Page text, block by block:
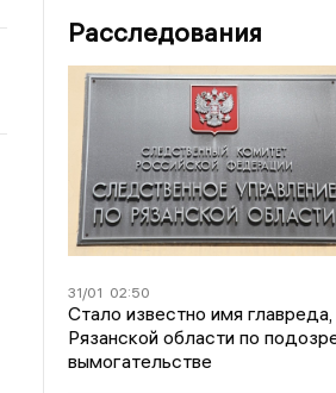
Расследования
31/01 02:50
Стало известно имя
Рязанской области по
вымогательстве